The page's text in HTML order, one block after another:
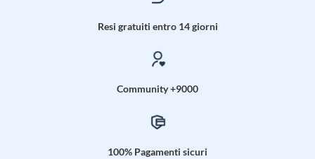
Resi gratuiti entro 14 giorni
Community +9000
100% Pagamenti sicuri